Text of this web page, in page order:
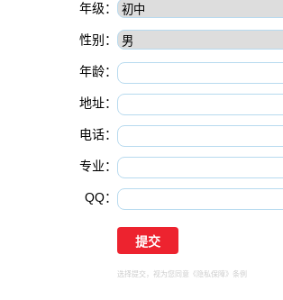
年级：
性别：
年龄：
地址：
电话：
专业：
QQ：
选择提交，视为您同意 《隐私保障》 条例